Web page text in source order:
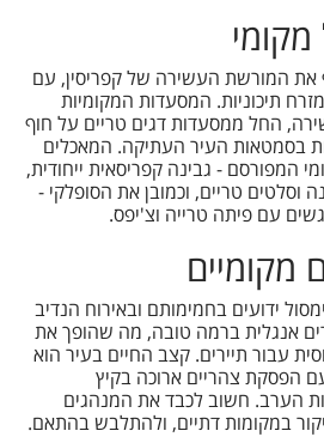
מקומי
המורשת העשירה של קפריסין, עם
תיכוניות. המסעדות המקומיות
החל ממסעדות דגים טריים על חוף
בסמטאות העיר העתיקה. המאכלים
המפורסם - גבינה קפריסאית ייחודית,
וסלטים טריים, וכמובן את הסופלקי -
עם פיתה טרייה וצ'יפס.
מקומיים
ידועים בחמימותם ובאירוח הנדיב
אנגלית ברמה טובה, מה שהופך את
עבור תיירים. קצב החיים בעיר הוא
עם הפסקת צהריים ארוכה בקיץ
הערב. חשוב לכבד את המנהגים
במקומות דתיים, ולהתלבש בהתאם.